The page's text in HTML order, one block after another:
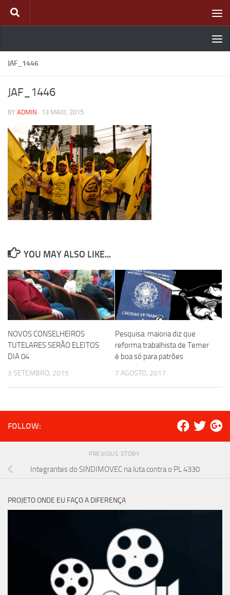
Skip to content
JAF_1446
JAF_1446
BY ADMIN · 13 MAIO, 2015
YOU MAY ALSO LIKE...
NOVOS CONSELHEIROS
TUTELARES SERÃO ELEITOS
DIA 04
3 SETEMBRO, 2015
Pesquisa: maioria diz que
reforma trabalhista de Temer
é boa só para patrões
7 AGOSTO, 2017
FOLLOW:
PREVIOUS STORY
Integrantes do SINDIMOVEC na luta contra o PL 4330
PROJETO ONDE EU FAÇO A DIFERENÇA